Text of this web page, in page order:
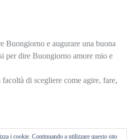
Buongiorno e augurare una buona
per dire Buongiorno amore mio e
di scegliere come agire, fare,
i cookie. Continuando a utilizzare questo sito